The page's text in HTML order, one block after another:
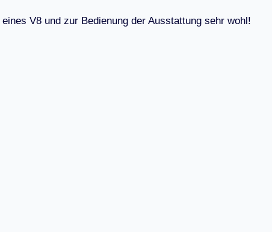
eines V8 und zur Bedienung der Ausstattung sehr wohl!